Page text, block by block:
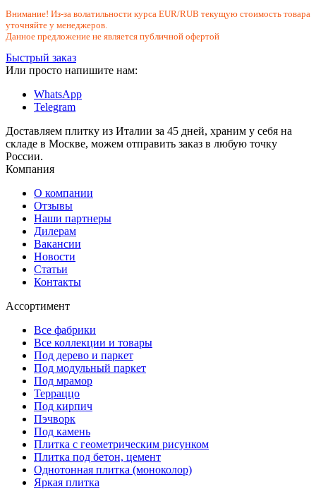
Внимание! Из-за волатильности курса EUR/RUB текущую стоимость товара
уточняйте у менеджеров.
Данное предложение не является публичной офертой
Быстрый заказ
Или просто напишите нам:
WhatsApp
Telegram
Доставляем плитку из Италии за 45 дней, храним у себя на
складе в Москве, можем отправить заказ в любую точку
России.
Компания
О компании
Отзывы
Наши партнеры
Дилерам
Вакансии
Новости
Статьи
Контакты
Ассортимент
Все фабрики
Все коллекции и товары
Под дерево и паркет
Под модульный паркет
Под мрамор
Терраццо
Под кирпич
Пэчворк
Под камень
Плитка с геометрическим рисунком
Плитка под бетон, цемент
Однотонная плитка (моноколор)
Яркая плитка